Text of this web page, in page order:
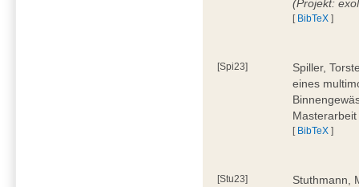
(Projekt:
[ BibTeX ]
[Spi23]
Spiller,
eines
[ BibTeX ]
[Stu23]
Stuthmann,